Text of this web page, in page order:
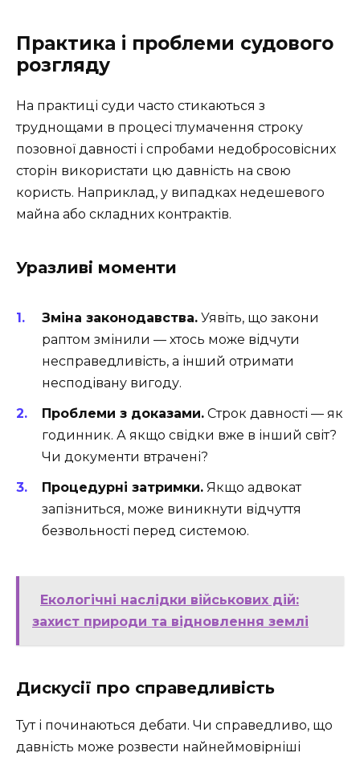
Практика і проблеми судового
розгляду
На практиці суди часто стикаються з
труднощами в процесі тлумачення строку
позовної давності і спробами недобросовісних
сторін використати цю давність на свою
користь. Наприклад, у випадках недешевого
майна або складних контрактів.
Уразливі моменти
Зміна законодавства. Уявіть, що закони
раптом змінили — хтось може відчути
несправедливість, а інший отримати
несподівану вигоду.
Проблеми з доказами. Строк давності — як
годинник. А якщо свідки вже в інший світ?
Чи документи втрачені?
Процедурні затримки. Якщо адвокат
запізниться, може виникнути відчуття
безвольності перед системою.
Екологічні наслідки військових дій:
захист природи та відновлення землі
Дискусії про справедливість
Тут і починаються дебати. Чи справедливо, що
давність може розвести найнеймовірніші